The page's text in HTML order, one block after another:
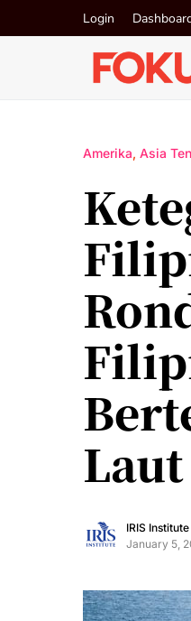
Login
Amerika Asia
IRIS Institute
January 5,